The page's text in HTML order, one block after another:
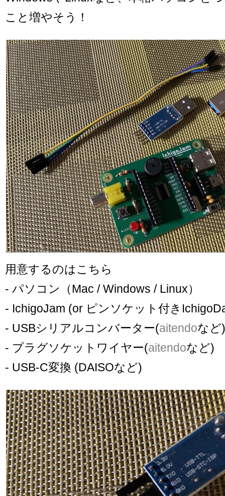
こと増やそう！
用意するのはこちら
- パソコン（Mac / Windows / Linux）
- IchigoJam (or ピンソケット付き
- USBシリアルコンバーター(aitendoなど)
- プラグソケットワイヤー(aitendoなど)
- USB-C変換 (DAISOなど)